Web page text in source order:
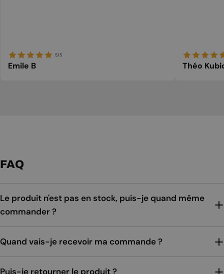
5/5
Emile B Théo
FAQ
Le produit n'est pas en stock, puis-je quand même
commander ?
Quand vais-je recevoir ma commande ?
Puis-je retourner le produit ?